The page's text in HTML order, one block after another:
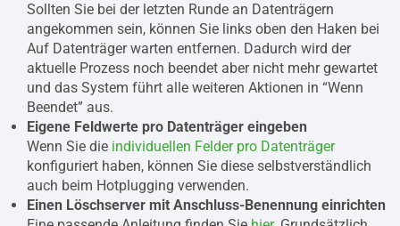
Sollten Sie bei der letzten Runde an Datenträgern
angekommen sein, können Sie links oben den Haken bei
Auf Datenträger warten entfernen. Dadurch wird der
aktuelle Prozess noch beendet aber nicht mehr gewartet
und das System führt alle weiteren Aktionen in “Wenn
Beendet” aus.
Eigene Feldwerte pro Datenträger eingeben
Wenn Sie die individuellen Felder pro Datenträger
konfiguriert haben, können Sie diese selbstverständlich
auch beim Hotplugging verwenden.
Einen Löschserver mit Anschluss-Benennung einrichten